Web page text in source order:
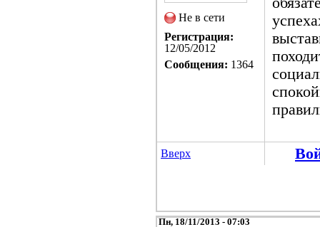
Не в сети
Регистрация:
12/05/2012
Сообщения: 1364
Вверх
Пн, 18/11/2013 - 07:03